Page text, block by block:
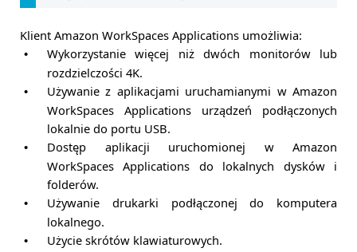
Klient Amazon WorkSpaces Applications umożliwia:
•
Wykorzystanie więcej niż dwóch monitorów lub
rozdzielczości 4K.
• Używanie z aplikacjami uruchamianymi w Amazon
WorkSpaces Applications urządzeń podłączonych
lokalnie do portu USB.
• Dostęp aplikacji uruchomionej w Amazon
WorkSpaces Applications do lokalnych dysków i
folderów.
•
Używanie drukarki podłączonej do komputera
lokalnego.
• Użycie skrótów klawiaturowych.